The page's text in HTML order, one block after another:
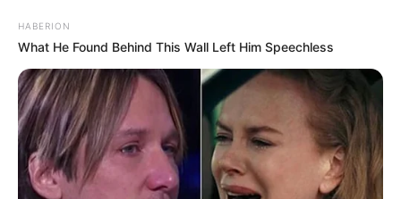
HABERION
What He Found Behind This Wall Left Him Speechless